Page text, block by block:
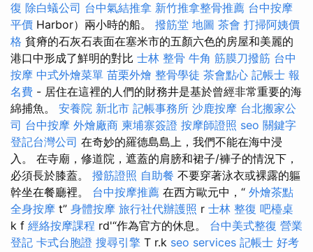
復 除白蟻公司 台中氣結推拿 新竹推拿整骨推薦 台中按摩
平價 Harbor）兩小時的船。 撥筋堂 地圖 茶會 打掃阿姨價
格 貧瘠的石灰石表面在塞米市的五顏六色的房屋和美麗的
港口中形成了鮮明的對比 士林 整骨 牛角 筋膜刀撥筋 台中
按摩 中式外燴菜單 苗栗外燴 整骨學徒 茶會點心 記帳士 報
名費 - 居住在這裡的人們的財務井是基於曾經非常重要的海
綿捕魚。 安養院 新北市 記帳事務所 沙鹿按摩 台北搬家公
司 台中按摩 外燴廠商 柬埔寨簽證 按摩師證照 seo 關鍵字
登記台灣公司 在奇妙的羅德島島上，我們不能在海中浸
入。 在寺廟，修道院，遮蓋的肩膀和裙子/褲子的情況下，
必須長於膝蓋。 撥筋證照 自助餐 不要穿著泳衣或裸露的軀
幹坐在餐廳裡。 台中按摩推薦 在西方歐元中，“ 外燴茶點
全身按摩 t” 身體按摩 旅行社代辦護照 r 士林 整復 吧檯桌
k f 經絡按摩課程 rd'“作為官方的休息。 台中美式整復 營業
登記 卡式台胞證 搜尋引擎 T r.k seo services 記帳士 好考